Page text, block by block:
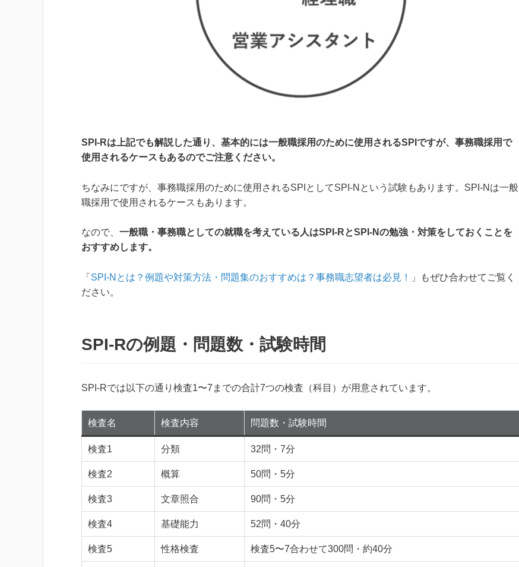
SPI-Rは上記でも解説した通り、基本的には一般職採用のために使用されるSPIですが、事務職採用で
使用されるケースもあるのでご注意ください。
ちなみにですが、事務職採用のために使用されるSPIとしてSPI-Nという試験もあります。SPI-Nは一般
職採用で使用されるケースもあります。
なので、 一般職・事務職としての就職を考えている人はSPI-RとSPI-Nの勉強・対策をしておくことを
おすすめします。
「 SPI-Nとは？例題や対策方法・問題集のおすすめは？事務職志望者は必見！
」もぜひ合わせてご覧く
ださい。
SPI-Rの例題・問題数・試験時間
SPI-Rでは以下の通り検査1〜7までの合計7つの検査（科目）が用意されています。
検査名 検査内容 問題数・試験時間
検査1 分類 32問・7分
検査2 概算 50問・5分
検査3 文章照合 90問・5分
検査4 基礎能力 52問・40分
検査5 性格検査 検査5〜7合わせて300問・約40分